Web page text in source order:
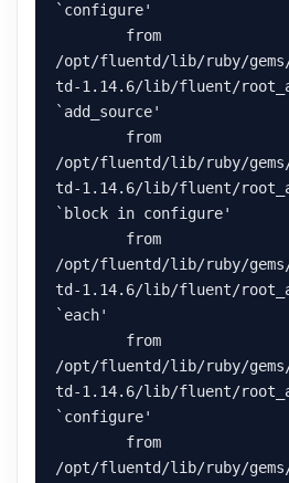
`configure'
/opt/fluentd/lib/ruby/
td-1.14.6/lib/fluent/
`add_source'
/opt/fluentd/lib/ruby/
td-1.14.6/lib/fluent/
`block in configure'
/opt/fluentd/lib/ruby/
td-1.14.6/lib/fluent/
`each'
/opt/fluentd/lib/ruby/
td-1.14.6/lib/fluent/
`configure'
/opt/fluentd/lib/ruby/